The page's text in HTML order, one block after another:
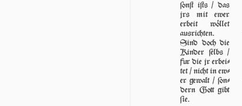
ſonſt iſts / das
jrs mit ew­er
erbeit wöllet
ausrichten.
Sind doch die
Kinder ſelbs /
fur die jr erbei­
tet / nicht in ew­
er gewalt / ſon­
dern Gott gibt
ſie.